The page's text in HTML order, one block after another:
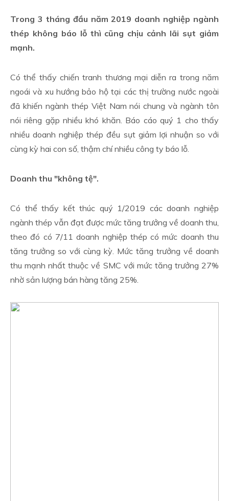
Trong 3 tháng đầu năm 2019 doanh nghiệp ngành
thép không báo lỗ thì cũng chịu cảnh lãi sụt giảm
mạnh.
Có thể thấy chiến tranh thương mại diễn ra trong năm
ngoái và xu hướng bảo hộ tại các thị trường nước ngoài
đã khiến ngành thép Việt Nam nói chung và ngành tôn
nói riêng gặp nhiều khó khăn. Báo cáo quý 1 cho thấy
nhiều doanh nghiệp thép đều sụt giảm lợi nhuận so với
cùng kỳ hai con số, thậm chí nhiều công ty báo lỗ.
Doanh thu "không tệ".
Có thể thấy kết thúc quý 1/2019 các doanh nghiệp
ngành thép vẫn đạt được mức tăng trưởng về doanh thu,
theo đó có 7/11 doanh nghiệp thép có mức doanh thu
tăng trưởng so với cùng kỳ. Mức tăng trưởng về doanh
thu mạnh nhất thuộc về SMC với mức tăng trưởng 27%
nhờ sản lượng bán hàng tăng 25%.